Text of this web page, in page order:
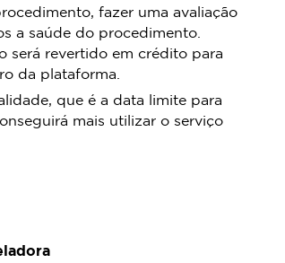
fazer uma avaliação
a saúde do procedimento.
será revertido em crédito para
da plataforma.
que é a data limite para
mais utilizar o serviço